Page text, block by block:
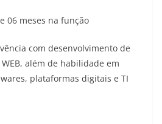
06 meses na função
com desenvolvimento de
além de habilidade em
plataformas digitais e TI